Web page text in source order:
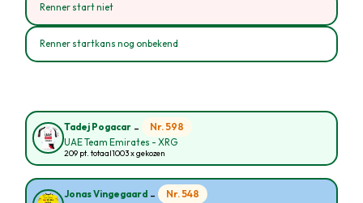
Renner start niet
Renner startkans nog onbekend
Tadej Pogacar - Nr. 598
UAE Team Emirates - XRG
209 pt. totaal1003 x gekozen
Jonas Vingegaard - Nr. 548